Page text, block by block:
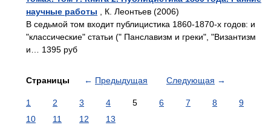
научные работы , К. Леонтьев (2006)
В седьмой том входит публицистика 1860-1870-х годов: и
"классические" статьи (" Панславизм и греки", "Византизм
и… 1395 руб
Страницы ← Предыдущая Следующая →
1 2 3 4 5 6 7 8
9
10
11 12 13